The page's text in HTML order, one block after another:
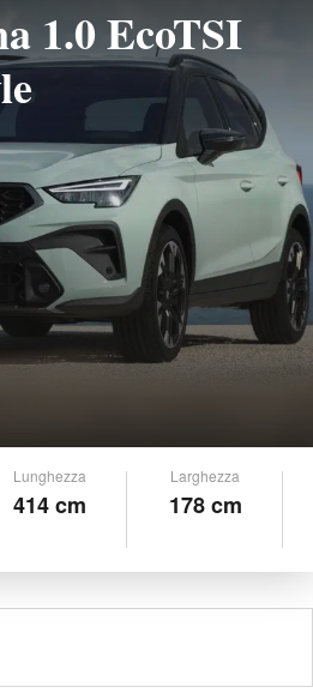
1.0 EcoTSI
Lunghezza
414 cm
Larghezza
178 cm